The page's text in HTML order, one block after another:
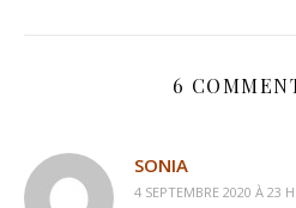
6
SONIA
4 SEPTEMBRE 2020 À 23